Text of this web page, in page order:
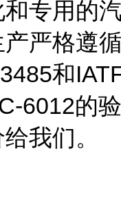
专用的
严格遵
和
6012的
我们。